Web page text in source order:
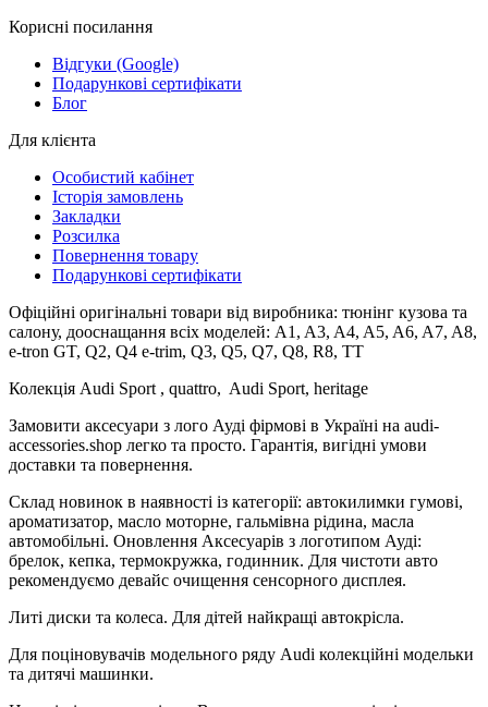
Корисні посилання
Відгуки (Google)
Подарункові сертифікати
Блог
Для клієнта
Особистий кабінет
Історія замовлень
Закладки
Розсилка
Повернення товару
Подарункові сертифікати
Офіційні оригінальні товари від виробника: тюнінг кузова та
салону, дооснащання всіх моделей: A1, A3, A4, A5, A6, A7, A8,
e-tron GT, Q2, Q4 e-trim, Q3, Q5, Q7, Q8, R8, TT
Колекція Audi Sport , quattro, Audi Sport, heritage
Замовити аксесуари з лого Ауді фірмові в Україні на audi-
accessories.shop легко та просто. Гарантія, вигідні умови
доставки та повернення.
Склад новинок в наявності із категорії: автокилимки гумові,
ароматизатор, масло моторне, гальмівна рідина, масла
автомобільні. Оновлення Аксесуарів з логотипом Ауді:
брелок, кепка, термокружка, годинник. Для чистоти авто
рекомендуємо девайс очищення сенсорного дисплея.
Литі диски та колеса. Для дітей найкращі автокрісла.
Для поціновувачів модельного ряду Audi колекційні модельки
та дитячі машинки.